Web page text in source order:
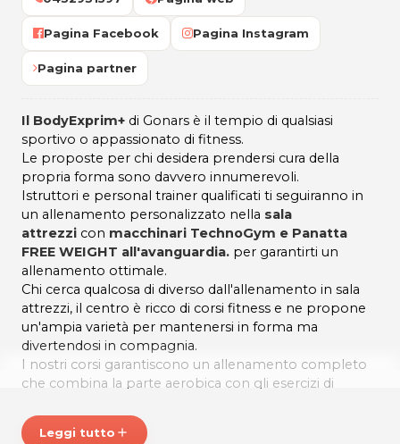
Pagina Facebook Pagina Instagram
Pagina partner
Il BodyExprim+ di Gonars è il tempio di qualsiasi
sportivo o appassionato di fitness.
Le proposte per chi desidera prendersi cura della
propria forma sono davvero innumerevoli.
Istruttori e personal trainer qualificati ti seguiranno in
un allenamento personalizzato nella sala
attrezzi con macchinari TechnoGym e Panatta
FREE WEIGHT all'avanguardia. per garantirti un
allenamento ottimale.
Chi cerca qualcosa di diverso dall'allenamento in sala
attrezzi, il centro è ricco di corsi fitness e ne propone
un'ampia varietà per mantenersi in forma ma
divertendosi in compagnia.
I nostri corsi garantiscono un allenamento completo
che combina la parte aerobica con gli esercizi di
*Prezzi di listino verificati in data 08/11/2021
Leggi tutto add